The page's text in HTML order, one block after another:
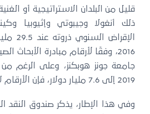
قليل من البلدان الاستراتيجية أو
ذلك أنغولا وجيبوتي وإثيوبيا
2016، وفقًا لأرقام مبادرة الأبحاث
جامعة جونز هوبكنز، وعلى الرغم
2019 إلى 7.6 مليار دولار، فإن الأرقام لا تزال كبيرة[28].
وفي هذا الإطار، يذكر صندوق النقد